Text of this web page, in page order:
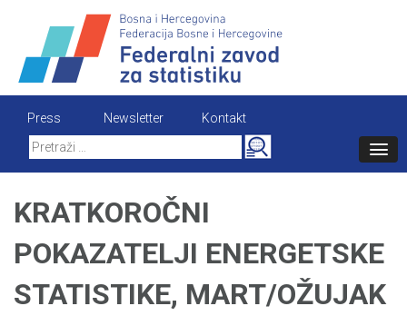
content
Press Newsletter
Kontakt
Search
for:
KRATKOROČNI
POKAZATELJI ENERGETSKE
STATISTIKE, MART/OŽUJAK